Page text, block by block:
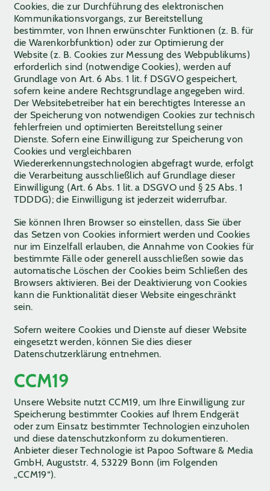
Cookies, die zur Durchführung des elektronischen
Kommunikationsvorgangs, zur Bereitstellung
bestimmter, von Ihnen erwünschter Funktionen (z. B. für
die Warenkorbfunktion) oder zur Optimierung der
Website (z. B. Cookies zur Messung des Webpublikums)
erforderlich sind (notwendige Cookies), werden auf
Grundlage von Art. 6 Abs. 1 lit. f DSGVO gespeichert,
sofern keine andere Rechtsgrundlage angegeben wird.
Der Websitebetreiber hat ein berechtigtes Interesse an
der Speicherung von notwendigen Cookies zur technisch
fehlerfreien und optimierten Bereitstellung seiner
Dienste. Sofern eine Einwilligung zur Speicherung von
Cookies und vergleichbaren
Wiedererkennungstechnologien abgefragt wurde, erfolgt
die Verarbeitung ausschließlich auf Grundlage dieser
Einwilligung (Art. 6 Abs. 1 lit. a DSGVO und § 25 Abs. 1
TDDDG); die Einwilligung ist jederzeit widerrufbar.
Sie können Ihren Browser so einstellen, dass Sie über
das Setzen von Cookies informiert werden und Cookies
nur im Einzelfall erlauben, die Annahme von Cookies für
bestimmte Fälle oder generell ausschließen sowie das
automatische Löschen der Cookies beim Schließen des
Browsers aktivieren. Bei der Deaktivierung von Cookies
kann die Funktionalität dieser Website eingeschränkt
sein.
Sofern weitere Cookies und Dienste auf dieser Website
eingesetzt werden, können Sie dies dieser
Datenschutzerklärung entnehmen.
CCM19
Unsere Website nutzt CCM19, um Ihre Einwilligung zur
Speicherung bestimmter Cookies auf Ihrem Endgerät
oder zum Einsatz bestimmter Technologien einzuholen
und diese datenschutzkonform zu dokumentieren.
Anbieter dieser Technologie ist Papoo Software & Media
GmbH, Auguststr. 4, 53229 Bonn (im Folgenden
„CCM19“).